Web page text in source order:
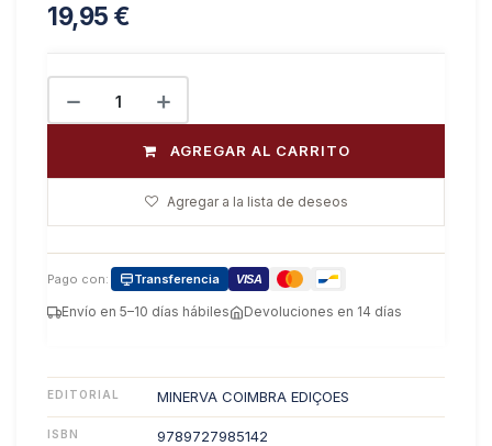
19,95 €
AGREGAR AL CARRITO
Agregar a la lista de deseos
Pago con: Transferencia VISA
Envío en 5–10 días hábiles Devoluciones en 14 días
EDITORIAL MINERVA COIMBRA EDIÇOES
ISBN 9789727985142